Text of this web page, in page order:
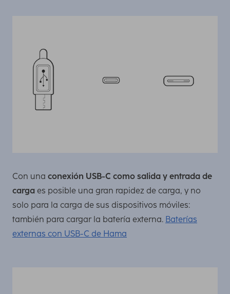
Con una conexión USB-C como salida y entrada de
carga es posible una gran rapidez de carga, y no
solo para la carga de sus dispositivos móviles:
también para cargar la batería externa. Baterías
externas con USB-C de Hama